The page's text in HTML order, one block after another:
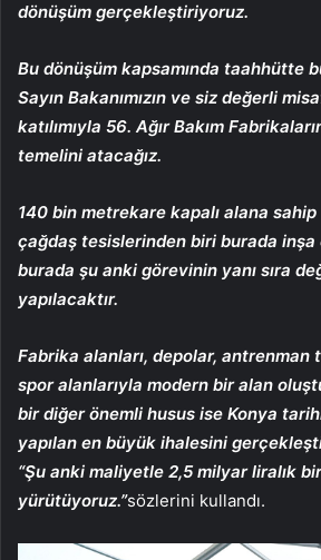
dönüşüm gerçekleştiriyoruz.
Bu dönüşüm kapsamında taahhütte
Sayın Bakanımızın ve siz değerli
katılımıyla 56. Ağır Bakım
temelini atacağız.
140 bin metrekare kapalı alana sahip
çağdaş tesislerinden biri burada inşa
burada şu anki görevinin yanı sıra
yapılacaktır.
Fabrika alanları, depolar, antrenman
spor alanlarıyla modern bir alan
bir diğer önemli husus ise Konya
yapılan en büyük ihalesini
“Şu anki maliyetle 2,5 milyar liralık
yürütüyoruz.”sözlerini kullandı.